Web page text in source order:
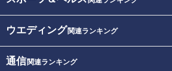
ウエディング関連ランキング
通信関連ランキング